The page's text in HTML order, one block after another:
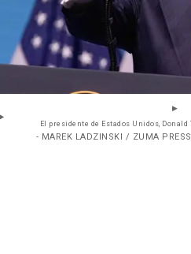
El presidente de Estados Unidos,
- MAREK LADZINSKI / ZUMA